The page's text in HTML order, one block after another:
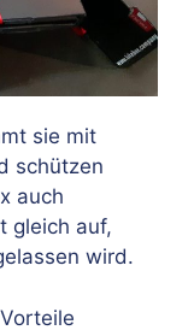
sie mit
schützen
auch
gleich auf,
wird.